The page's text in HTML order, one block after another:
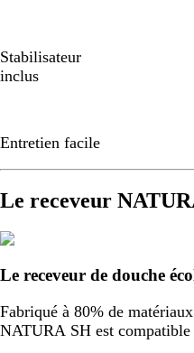
Stabilisateur
inclus
Entretien facile
Le receveur
Le receveur de douche
Fabriqué à 80% de
NATURA SH est compatible